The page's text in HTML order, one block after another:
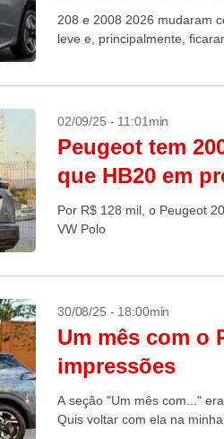
208 e 2008 2026 mudaram
leve e, principalmente,
02/09/25 - 11:01min
Peugeot tem
que HB20 em
Por R$ 128 mil, o Peugeot
VW Polo
30/08/25 - 18:00min
Um mês com o
impressões
A seção "Um mês com..."
Quis voltar com ela na